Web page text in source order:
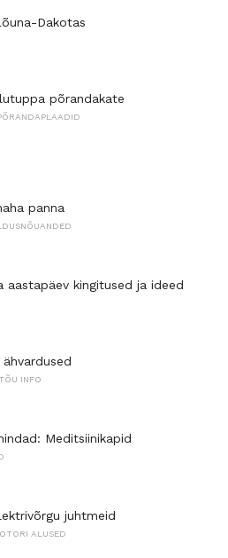
Dakotas
põrandakate
panna
aastapäev kingitused ja ideed
INFO
Meditsiinikapid
juhtmeid
ALUSED